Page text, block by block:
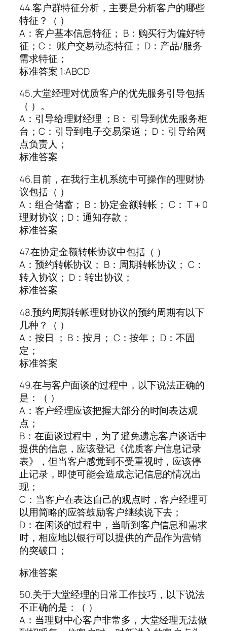
44.客户群特征分析，主要是分析客户的哪些
特征？（ ）
A：客户基本信息特征； B：购买行为偏好特
征；C： 账户交易动态特征； D：产品/服务
需求特征；
标准答案 1:ABCD
45.大堂经理对优质客户的优先服务引导包括
（ ）。
A：引导给理财经理 ；B： 引导到优先服务柜
台；C：引导到电子交易渠道； D：引导给网
点负责人；
标准答案
46.目前，在我行主机系统中可操作的理财协
议包括（ ）
A：组合储蓄； B：协定金额转帐； C： T＋0
理财协议；D：通知存款；
标准答案
47.在协定金额转帐协议中包括（ ）
A：预约转帐协议； B：周期转帐协议； C：
转入协议； D：转出协议；
标准答案
48.预约周期转帐理财协议的预约周期有以下
几种？（ ）
A：按日 ； B：按月； C：按年； D：不固
定；
标准答案
49.在与客户面谈的过程中，以下说法正确的
是：（ ）
A：客户经理应该把握大部分的时间表达观
点；
B：在面谈过程中，为了避免遗忘客户谈话中
提供的信息，应该登记《优质客户信息记录
表》，但当客户感觉到不受重视时，应该停
止记录，即使可能会造成忘记信息的情况出
现；
C：当客户在表达自己的观点时，客户经理可
以用简略的应答鼓励客户继续说下去；
D：在闲谈的过程中，当听到客户信息和需求
时，相应地以银行可以提供的产品作为营销
的突破口；
标准答案
50.关于大堂经理的日常工作技巧，以下说法
不正确的是：（ ）
A：当理财中心客户非常多，大堂经理无法做